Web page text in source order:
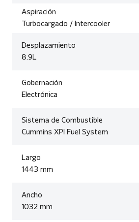
Aspiración
Turbocargado / Intercooler
Desplazamiento
8.9L
Gobernación
Electrónica
Sistema de Combustible
Cummins XPI Fuel System
Largo
1443 mm
Ancho
1032 mm